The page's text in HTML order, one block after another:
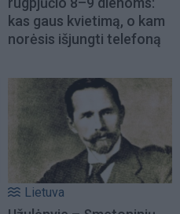
kas gaus kvietimą, o kam
norėsis išjungti telefoną
Lietuva